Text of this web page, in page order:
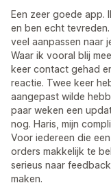
Een zeer goede app.
en ben echt
veel aanpassen naar
Waar ik vooral blij
keer contact gehad
reactie. Twee keer
aangepast wilde
paar weken een
nog. Haris, mijn
Voor iedereen die
orders makkelijk te
serieus naar
maken.